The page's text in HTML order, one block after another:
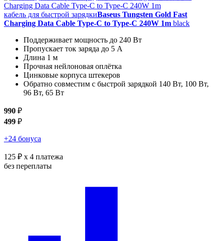
кабель для быстрой зарядкиBaseus Tungsten Gold Fast
Charging Data Cable Type-C to Type-C 240W 1m black
Поддерживает мощность до 240 Вт
Пропускает ток заряда до 5 А
Длина 1 м
Прочная нейлоновая оплётка
Цинковые корпуса штекеров
Обратно совместим с быстрой зарядкой 140 Вт, 100 Вт,
96 Вт, 65 Вт
990 ₽
499 ₽
+24 бонуса
125 ₽ x 4 платежа
без переплаты